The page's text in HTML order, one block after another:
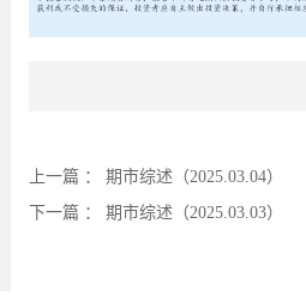
上一篇 ： 期市综述（2025.03.04）
下一篇 ： 期市综述（2025.03.03）